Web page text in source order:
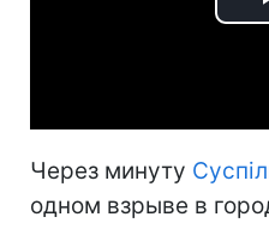
Через минуту
одном взрыве в